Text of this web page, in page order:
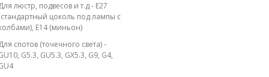
люстр, подвесов и т.д - E27
цоколь под лампы с
E14 (миньон)
спотов (точечного света) -
G5.3, GU5.3, GX5.3, G9, G4,